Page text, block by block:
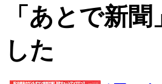
「あとで新
した